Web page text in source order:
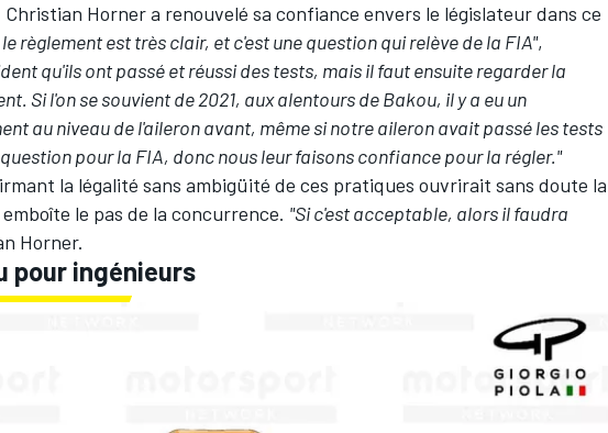
Horner a renouvelé sa confiance envers le législateur dans ce
règlement est très clair, et c'est une question qui relève de la FIA",
qu'ils ont passé et réussi des tests, mais il faut ensuite regarder la
Si l'on se souvient de 2021, aux alentours de Bakou, il y a eu un
au niveau de l'aileron avant, même si notre aileron avait passé les tests
pour la FIA, donc nous leur faisons confiance pour la régler."
la légalité sans ambigüité de ces pratiques ouvrirait sans doute la
le pas de la concurrence. "Si c'est acceptable, alors il faudra
Horner.
pour ingénieurs